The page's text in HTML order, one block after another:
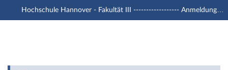
Hauptnavigation
Hochschule Hannover - Fakultät III ------------------ Anmeldung mit -u1 Account